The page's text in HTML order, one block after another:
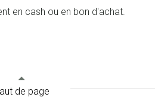
en cash ou en bon d'achat.
de page